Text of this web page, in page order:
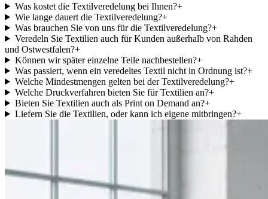
Was kostet die Textilveredelung bei Ihnen?+
Wie lange dauert die Textilveredelung?+
Was brauchen Sie von uns für die Textilveredelung?+
Veredeln Sie Textilien auch für Kunden außerhalb von Rahden
und Ostwestfalen?+
Können wir später einzelne Teile nachbestellen?+
Was passiert, wenn ein veredeltes Textil nicht in Ordnung ist?+
Welche Mindestmengen gelten bei der Textilveredelung?+
Welche Druckverfahren bieten Sie für Textilien an?+
Bieten Sie Textilien auch als Print on Demand an?+
Liefern Sie die Textilien, oder kann ich eigene mitbringen?+